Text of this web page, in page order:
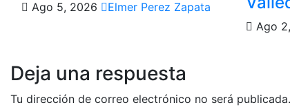
Ago 5, 2026 Elmer Perez Zapata
Ago
Deja una respuesta
Tu dirección de correo electrónico no será publicada.